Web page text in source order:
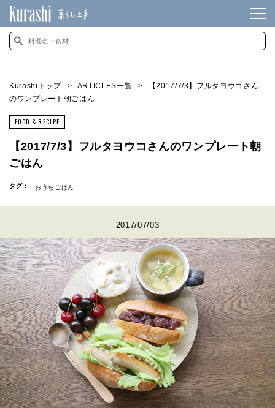
Kurashiトップ ARTICLES一覧
【2017/7/3】フルタヨウコさん
のワンプレート朝ごはん
FOOD & RECIPE
【2017/7/3】フルタヨウコさんのワンプレート朝
ごはん
タグ： おうちごはん
2017/07/03